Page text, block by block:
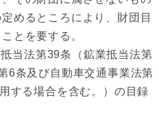
めるところにより、財団目
とを要する。
当法第39条（鉱業抵当法第
6条及び自動車交通事業法第
する場合を含む。）の目録